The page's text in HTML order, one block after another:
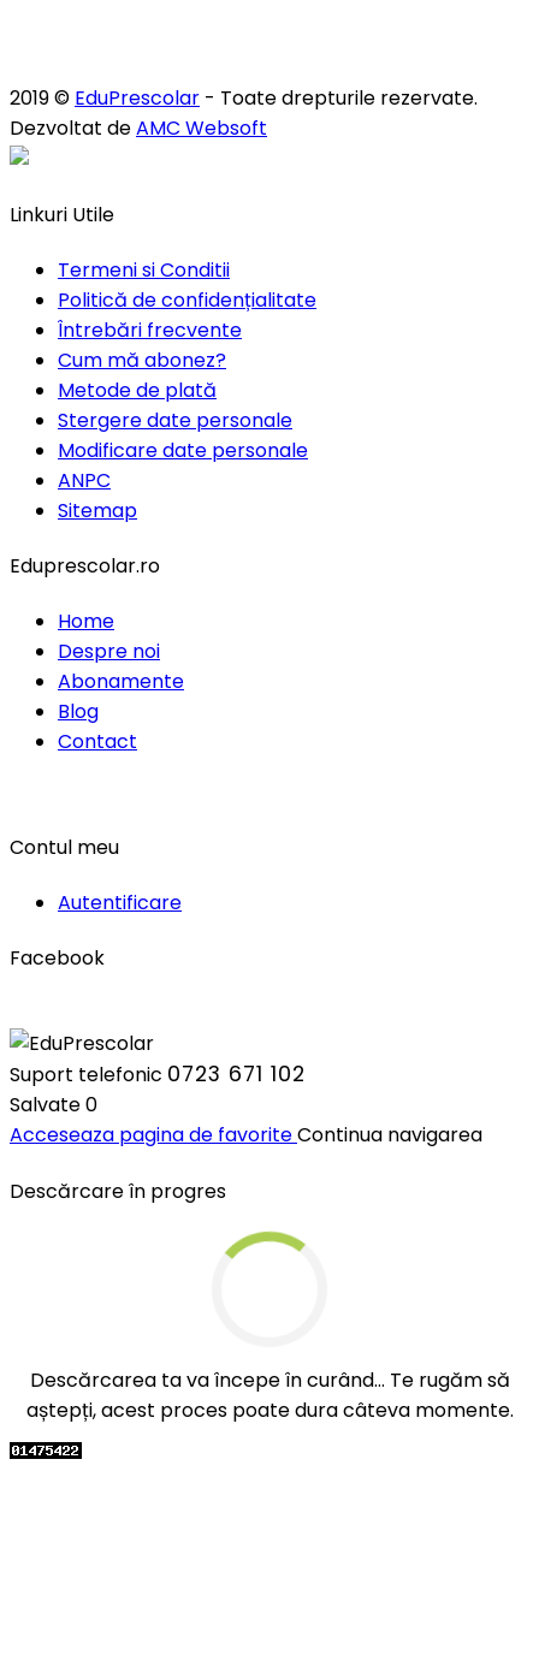
2019 © EduPrescolar - Toate drepturile rezervate.
Dezvoltat deAMC Websoft
Linkuri Utile
Termeni si Conditii
Politică de confidențialitate
Întrebări frecvente
Cum mă abonez?
Metode de plată
Stergere date personale
Modificare date personale
ANPC
Sitemap
Eduprescolar.ro
Home
Despre noi
Abonamente
Blog
Contact
Contul meu
Autentificare
Facebook
Suport telefonic 0723 671 102
Salvate0
Acceseaza pagina de favoriteContinua navigarea
Descărcare în progres
Descărcarea ta va începe în curând... Te rugăm să
aștepți, acest proces poate dura câteva momente.